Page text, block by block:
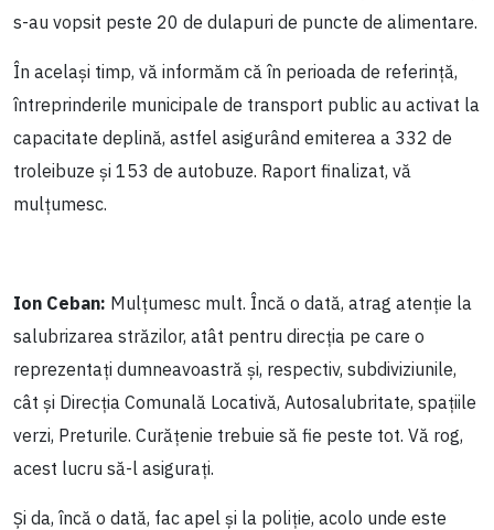
s-au vopsit peste 20 de dulapuri de puncte de alimentare.
În același timp, vă informăm că în perioada de referință,
întreprinderile municipale de transport public au activat la
capacitate deplină, astfel asigurând emiterea a 332 de
troleibuze și 153 de autobuze. Raport finalizat, vă
mulțumesc.
Ion Ceban: Mulțumesc mult. Încă o dată, atrag atenție la
salubrizarea străzilor, atât pentru direcția pe care o
reprezentați dumneavoastră și, respectiv, subdiviziunile,
cât și Direcția Comunală Locativă, Autosalubritate, spațiile
verzi, Preturile. Curățenie trebuie să fie peste tot. Vă rog,
acest lucru să-l asigurați.
Și da, încă o dată, fac apel și la poliție, acolo unde este